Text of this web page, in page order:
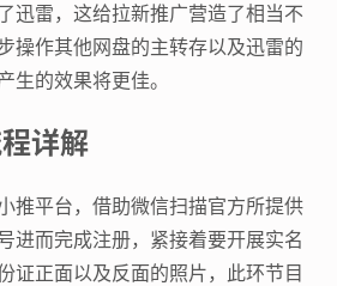
迅雷，这给拉新推广营造了相当不
操作其他网盘的主转存以及迅雷的
生的效果将更佳。
详解
推平台，借助微信扫描官方所提供
进而完成注册，紧接着要开展实名
证正面以及反面的照片，此环节目